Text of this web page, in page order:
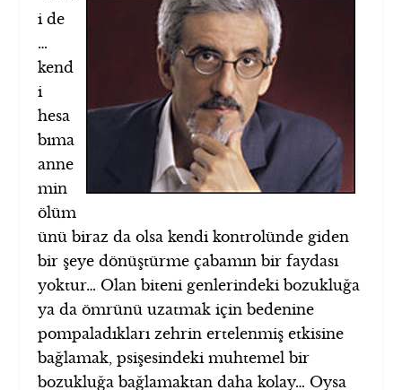
i de
…
kend
i
hesa
bıma
anne
min
ölüm
ünü biraz da olsa kendi kontrolünde giden
bir şeye dönüştürme çabamın bir faydası
yoktur… Olan biteni genlerindeki bozukluğa
ya da ömrünü uzatmak için bedenine
pompaladıkları zehrin ertelenmiş etkisine
bağlamak, psişesindeki muhtemel bir
bozukluğa bağlamaktan daha kolay… Oysa